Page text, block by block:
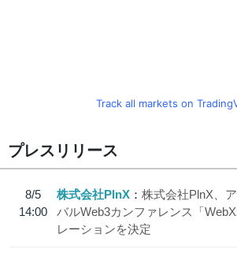
Track all markets on
プレスリリース
8/5
14:00
株式会社PlnX
株式会社PlnX、
バルWeb3カンファレンス「
レーションを決定